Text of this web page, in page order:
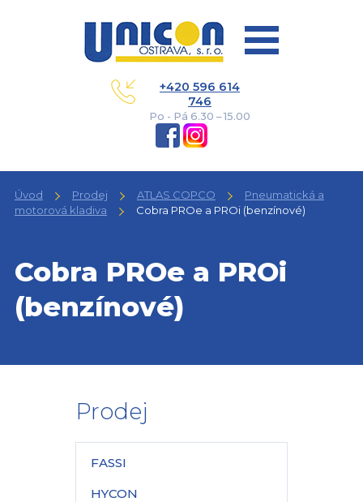
+420 596 614
746
Po - Pá 6.30 – 15.00
Úvod Prodej ATLAS COPCO
Pneumatická a
motorová kladiva
Cobra PROe a PROi (benzínové)
Cobra PROe a PROi
(benzínové)
Prodej
FASSI
HYCON